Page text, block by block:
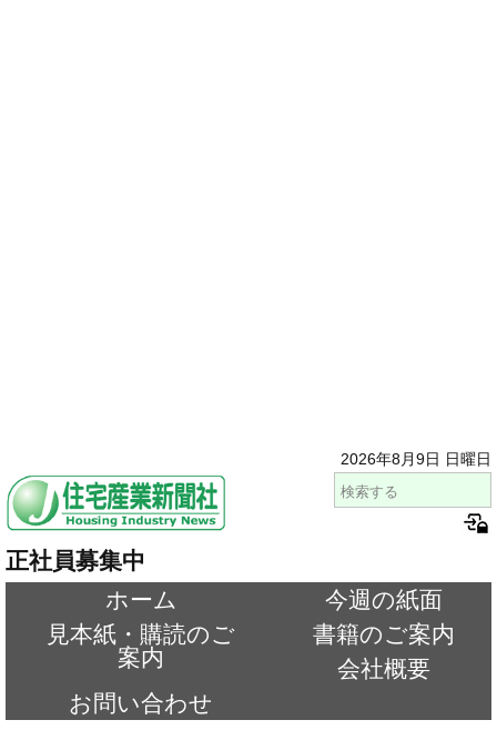
2026年8月9日 日曜日
正社員募集中
ホーム
今週の紙面
見本紙・購読のご
案内
書籍のご案内
会社概要
お問い合わせ